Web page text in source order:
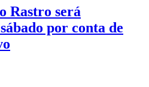
Rastro será
por conta de